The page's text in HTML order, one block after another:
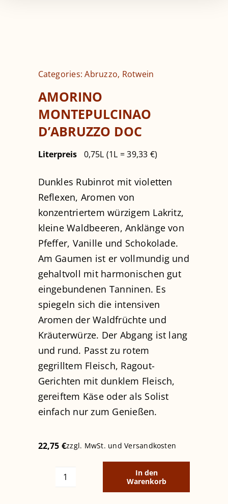
Categories:Abruzzo, Rotwein
AMORINO
MONTEPULCINAO
D’ABRUZZO DOC
Literpreis 0,75L (1L = 39,33 €)
Dunkles Rubinrot mit violetten
Reflexen, Aromen von
konzentriertem würzigem Lakritz,
kleine Waldbeeren, Anklänge von
Pfeffer, Vanille und Schokolade.
Am Gaumen ist er vollmundig und
gehaltvoll mit harmonischen gut
eingebundenen Tanninen. Es
spiegeln sich die intensiven
Aromen der Waldfrüchte und
Kräuterwürze. Der Abgang ist lang
und rund. Passt zu rotem
gegrilltem Fleisch, Ragout-
Gerichten mit dunklem Fleisch,
gereiftem Käse oder als Solist
einfach nur zum Genießen.
22,75 €zzgl. MwSt. undVersandkosten
AMORINO
In den
Warenkorb